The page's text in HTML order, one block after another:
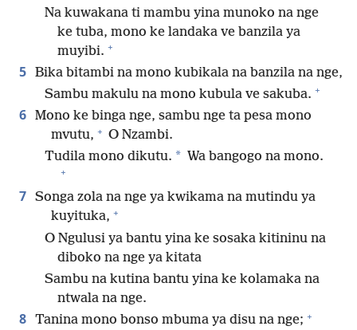
Na kuwakana ti mambu yina munoko na nge
ke tuba, mono ke landaka ve banzila ya
muyibi. +
5 Bika bitambi na mono kubikala na banzila na nge,
Sambu makulu na mono kubula ve sakuba. +
6 Mono ke binga nge, sambu nge ta pesa mono
mvutu, + O Nzambi.
Tudila mono dikutu. * Wa bangogo na mono.
+
7 Songa zola na nge ya kwikama na mutindu ya
kuyituka, +
O Ngulusi ya bantu yina ke sosaka kitininu na
diboko na nge ya kitata
Sambu na kutina bantu yina ke kolamaka na
ntwala na nge.
8 Tanina mono bonso mbuma ya disu na nge; +